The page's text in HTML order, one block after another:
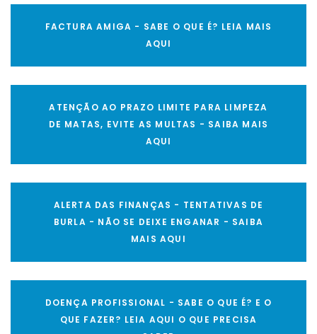
FACTURA AMIGA - SABE O QUE É? LEIA MAIS
AQUI
ATENÇÃO AO PRAZO LIMITE PARA LIMPEZA
DE MATAS, EVITE AS MULTAS - SAIBA MAIS
AQUI
ALERTA DAS FINANÇAS - TENTATIVAS DE
BURLA - NÃO SE DEIXE ENGANAR - SAIBA
MAIS AQUI
DOENÇA PROFISSIONAL - SABE O QUE É? E O
QUE FAZER? LEIA AQUI O QUE PRECISA